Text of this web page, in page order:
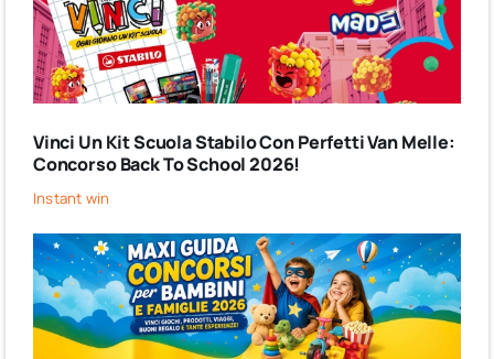
Vinci Un Kit Scuola Stabilo Con Perfetti Van Melle:
Concorso Back To School 2026!
Instant win